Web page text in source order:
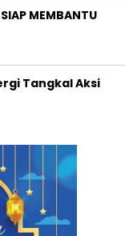
MEMBANTU
Tangkal Aksi